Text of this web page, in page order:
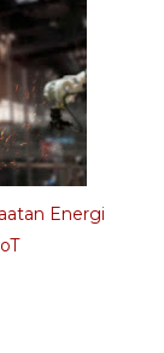
Energi